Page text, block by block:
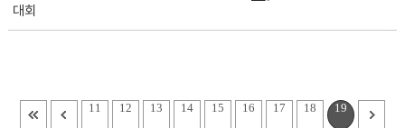
대회
11 12 13 14 15 16 17 18 19